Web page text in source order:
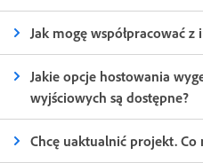
Jak mogę współpracować
Jakie opcje hostowania
wyjściowych są dostępne?
Chcę uaktualnić projekt. Co